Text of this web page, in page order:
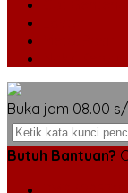
Buka jam 08.00
Butuh Bantuan?